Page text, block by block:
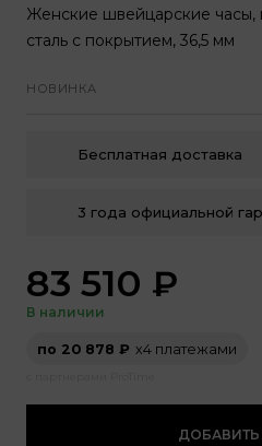
Женские швейцарские часы,
сталь с покрытием, 36,5 мм
НОВИНКА
Бесплатная доставка
3 года официальной
83 510 ₽
В наличии
по 20 878 ₽ х4 платежами